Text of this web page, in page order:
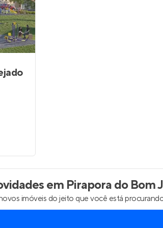
Entrar no Painel de Clientes
em Pirapora do Bom
imóveis do jeito que você está